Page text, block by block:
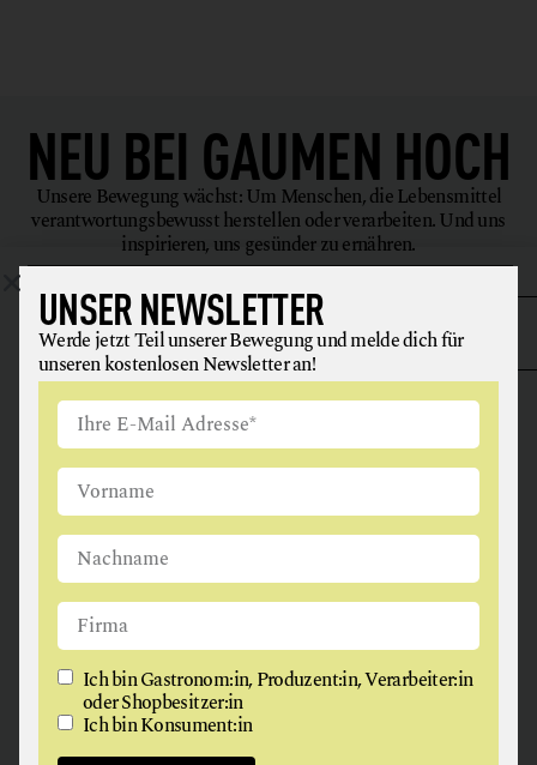
NEU BEI GAUMEN HOCH
Unsere Bewegung wächst: Um Menschen, die Lebensmittel
verantwortungsbewusst herstellen oder verarbeiten. Und uns
inspirieren, uns gesünder zu ernähren.
ANGUS & ARTHUR
2326 Maria Lanzendorf
UNSER NEWSLETTER
Werde jetzt Teil unserer Bewegung und melde dich für
unseren kostenlosen Newsletter an!
Ich bin Gastronom:in, Produzent:in, Verarbeiter:in
oder Shopbesitzer:in
Ich bin Konsument:in